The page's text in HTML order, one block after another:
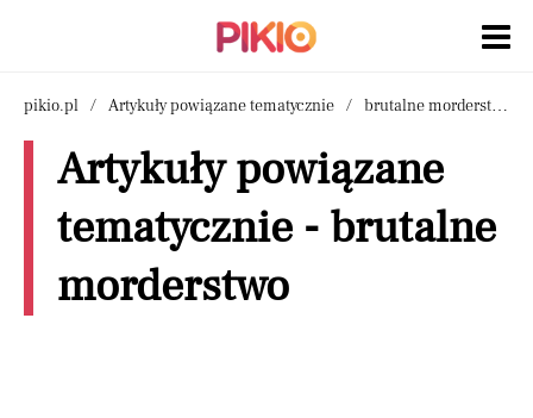
pikio.pl Artykuły powiązane tematycznie brutalne morderstwo
Artykuły powiązane
tematycznie - brutalne
morderstwo